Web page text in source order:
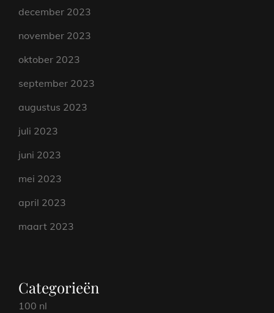
december 2023
november 2023
oktober 2023
september 2023
augustus 2023
juli 2023
juni 2023
mei 2023
april 2023
maart 2023
Categorieën
100 nl